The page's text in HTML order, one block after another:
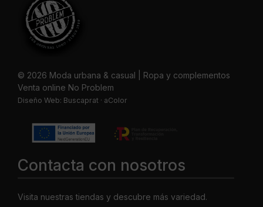
© 2026 Moda urbana & casual | Ropa y complementos
Venta online No Problem
Diseño Web: Buscaprat · aColor
Contacta con nosotros
Visita nuestras tiendas y descubre más variedad.